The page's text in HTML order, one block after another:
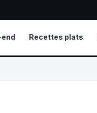
Recettes plats